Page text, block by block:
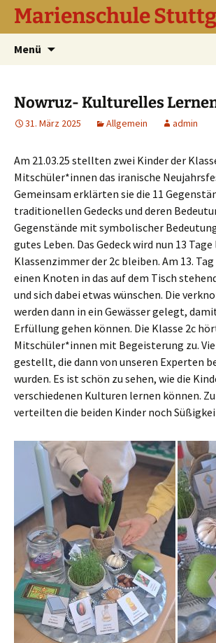
Marienschule
Menü
Nowruz- Kulturelles
31. März 2025 Allgemein admin
Am 21.03.25 stellten zwei Kinder der
Mitschüler*innen das iranische
Gemeinsam erklärten sie die 11
traditionellen Gedecks und deren
Gegenstände mit symbolischer
gutes Leben. Das Gedeck wird nun 13
Klassenzimmer der 2c bleiben. Am 13.
einen Knoten in das auf dem Tisch
und sich dabei etwas wünschen. Die
werden dann in ein Gewässer gelegt,
Erfüllung gehen können. Die Klasse 2c
Mitschüler*innen mit Begeisterung zu.
gestellt, die dann von unseren Experten
wurden. Es ist schön zu sehen, wie die
verschiedenen Kulturen lernen können.
verteilten die beiden Kinder noch